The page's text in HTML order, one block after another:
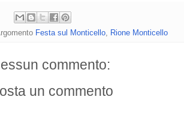
Festa sul Monticello Rione Monticello
commento:
un commento